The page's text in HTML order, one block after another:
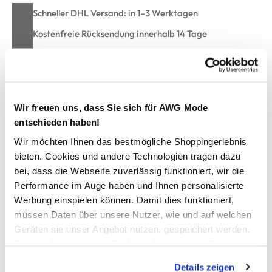
Wir freuen uns, dass Sie sich für AWG Mode
entschieden haben!
Wir möchten Ihnen das bestmögliche Shoppingerlebnis
bieten. Cookies und andere Technologien tragen dazu
bei, dass die Webseite zuverlässig funktioniert, wir die
Performance im Auge haben und Ihnen personalisierte
Werbung einspielen können. Damit dies funktioniert,
müssen Daten über unsere Nutzer, wie und auf welchen
Geräten sie unser Angebot nutzen, gespeichert werden.
Details zeigen
Schneller DHL Versand: in 1–3 Werktagen
Kostenfreie Rücksendung innerhalb 14 Tage
Kostenlose Filiallieferung in Ihre Wunschfiliale
Zur Wunschliste hinzufügen
Mini Boys Jeans im 5-Pocket-Style
blue Jeans von Stop+Go
gerader Schnitt
flexible Taillenweite durch verstellbares Gummiband
angenehm zu Tragen durch Stretchanteil